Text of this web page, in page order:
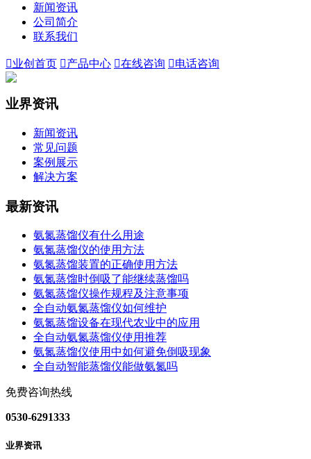
新闻资讯
公司简介
联系我们
业创首页 产品中心 在线咨询 电话咨询
业界资讯
新闻资讯
常见问题
案例展示
解决方案
最新资讯
氨氮蒸馏仪有什么用途
氨氮蒸馏仪的使用方法
氨氮蒸馏装置的正确使用方法
氨氮蒸馏时倒吸了能继续蒸馏吗
氨氮蒸馏仪操作规程及注意事项
全自动氨氮蒸馏仪如何维护
氨氮蒸馏设备在现代农业中的应用
全自动氨氮蒸馏仪使用推荐
氨氮蒸馏仪使用中如何避免倒吸现象
全自动智能蒸馏仪能做氨氮吗
免费咨询热线
0530-6291333
业界资讯